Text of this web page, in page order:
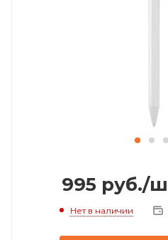
995 руб./
Нет в наличии